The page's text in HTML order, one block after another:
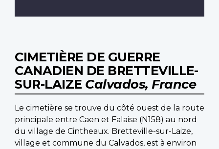
CIMETIÈRE DE GUERRE
CANADIEN DE BRETTEVILLE-
SUR-LAIZE Calvados, France
Le cimetière se trouve du côté ouest de la route
principale entre Caen et Falaise (N158) au nord
du village de Cintheaux. Bretteville-sur-Laize,
village et commune du Calvados, est à environ